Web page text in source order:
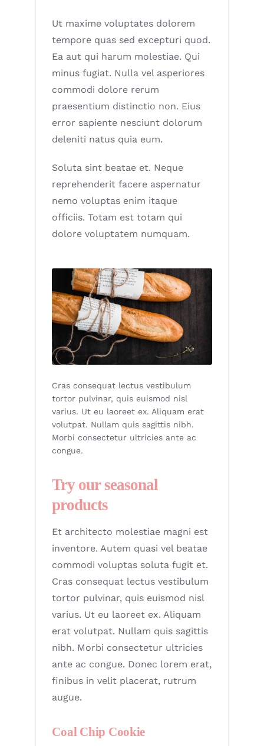
Ut maxime voluptates dolorem
tempore quas sed excepturi quod.
Ea aut qui harum molestiae. Qui
minus fugiat. Nulla vel asperiores
commodi dolore rerum
praesentium distinctio non. Eius
error sapiente nesciunt dolorum
deleniti natus quia eum.
Soluta sint beatae et. Neque
reprehenderit facere aspernatur
nemo voluptas enim itaque
officiis. Totam est totam qui
dolore voluptatem numquam.
Cras consequat lectus vestibulum
tortor pulvinar, quis euismod nisl
varius. Ut eu laoreet ex. Aliquam erat
volutpat. Nullam quis sagittis nibh.
Morbi consectetur ultricies ante ac
congue.
Try our seasonal
products
Et architecto molestiae magni est
inventore. Autem quasi vel beatae
commodi voluptas soluta fugit et.
Cras consequat lectus vestibulum
tortor pulvinar, quis euismod nisl
varius. Ut eu laoreet ex. Aliquam
erat volutpat. Nullam quis sagittis
nibh. Morbi consectetur ultricies
ante ac congue. Donec lorem erat,
finibus in velit placerat, rutrum
augue.
Coal Chip Cookie